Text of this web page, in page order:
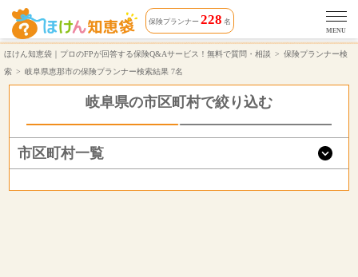
岐阜県恵那市で無料保険相談できる保険プランナー 7名 | ほけん知恵袋
保険プランナー 228 名
MENU
ほけん知恵袋｜プロのFPが回答する保険Q&Aサービス！無料で質問・相談
保険プランナー検
索
岐阜県恵那市の保険プランナー検索結果 7名
岐阜県の市区町村で絞り込む
市区町村一覧